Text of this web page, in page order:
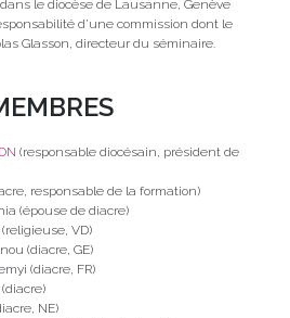
le diocèse de Lausanne, Genève
d’une commission dont le
Glasson, directeur du séminaire.
(responsable diocésain, président de
responsable de la formation)
(épouse de diacre)
VD)
(diacre, GE)
(diacre, FR)
NE)